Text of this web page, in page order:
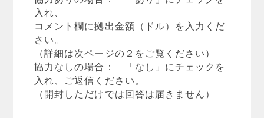
入れ、
コメント欄に拠出金額（ドル）を入力くだ
さい。
（詳細は次ページの２をご覧ください）
協力なしの場合： 「なし」にチェックを
入れ、ご返信ください。
（開封しただけでは回答は届きません）